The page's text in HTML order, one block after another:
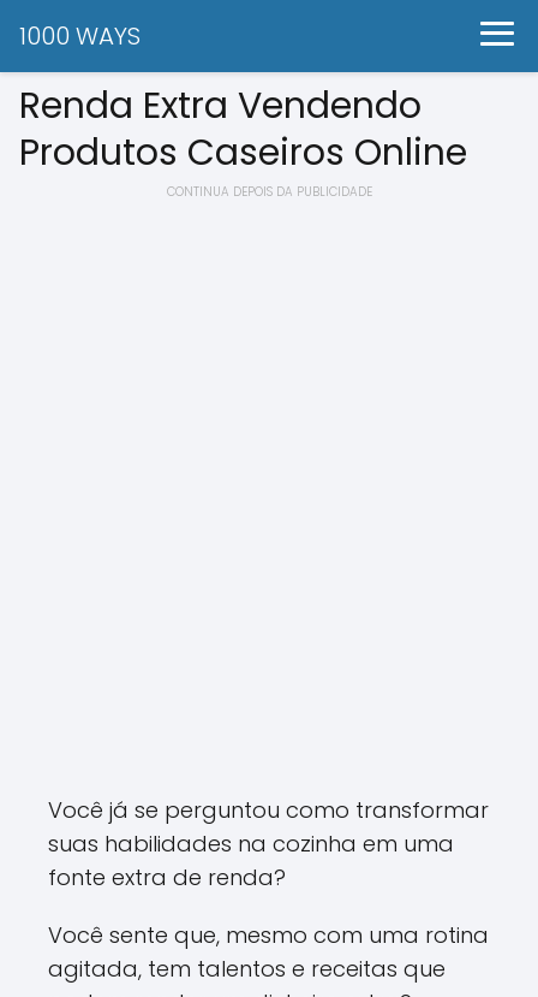
1000 WAYS
Renda Extra Vendendo
Produtos Caseiros Online
CONTINUA DEPOIS DA PUBLICIDADE
Você já se perguntou como transformar
suas habilidades na cozinha em uma
fonte extra de renda?
Você sente que, mesmo com uma rotina
agitada, tem talentos e receitas que